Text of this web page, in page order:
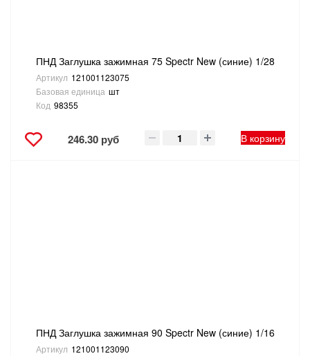
ПНД Заглушка зажимная 75 Spectr New (синие) 1/28
Артикул 121001123075
Базовая единица шт
Код 98355
246.30 руб В корзину
ПНД Заглушка зажимная 90 Spectr New (синие) 1/16
Артикул 121001123090